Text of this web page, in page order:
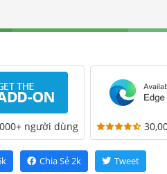
người dùng
Chia Sẻ2k Tweet